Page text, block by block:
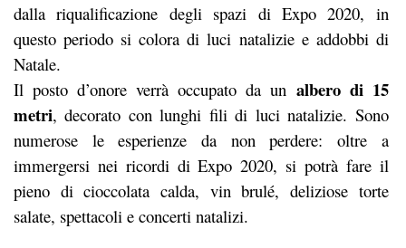
dalla riqualificazione degli spazi di Expo 2020, in
questo periodo si colora di luci natalizie e addobbi di
Natale.
Il posto d’onore verrà occupato da un albero di 15
metri, decorato con lunghi fili di luci natalizie. Sono
numerose le esperienze da non perdere: oltre a
immergersi nei ricordi di Expo 2020, si potrà fare il
pieno di cioccolata calda, vin brulé, deliziose torte
salate, spettacoli e concerti natalizi.